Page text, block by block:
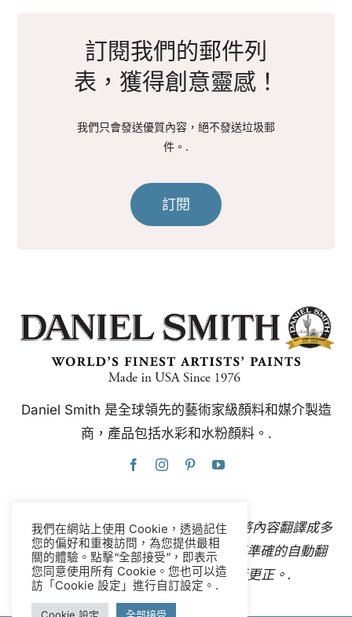
訂閱我們的郵件列
表，獲得創意靈感！
我們只會發送優質內容，絕不發送垃圾郵
件。.
訂閱
Daniel Smith 是全球領先的藝術家級顏料和媒介製造
商，產品包括水彩和水粉顏料。.
本網站使用Google翻譯，可即時自動將內容翻譯成多
種語言。聯絡我們如果您發現任何不準確的自動翻
譯，請告知我們，以便我們進行更正。.
我們在網站上使用 Cookie，透過記住
您的偏好和重複訪問，為您提供最相
關的體驗。點擊“全部接受”，即表示
您同意使用所有 Cookie。您也可以造
訪「Cookie 設定」進行自訂設定。.